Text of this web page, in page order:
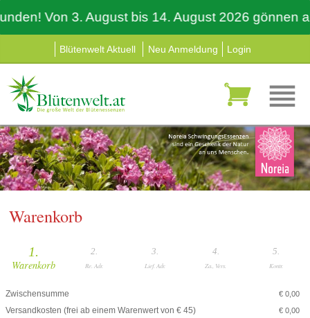
Von 3. August bis 14. August 2026 gönnen
Blütenwelt Aktuell Neu Anmeldung Login
Warenkorb
1.
Warenkorb
2.
Re. Adr.
3.
Lief. Adr.
4.
Za., Vers.
5.
Kontr.
Zwischensumme
Versandkosten (frei ab einem Warenwert von € 45)
€ 0,00
€ 0,00